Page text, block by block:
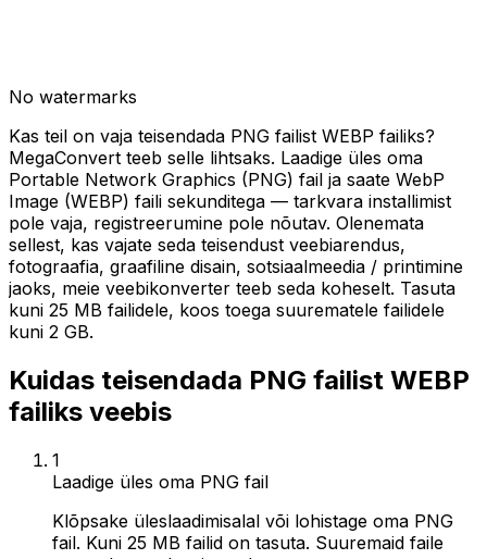
No watermarks
Kas teil on vaja teisendada PNG failist WEBP failiks?
MegaConvert teeb selle lihtsaks. Laadige üles oma
Portable Network Graphics (PNG) fail ja saate WebP
Image (WEBP) faili sekunditega — tarkvara installimist
pole vaja, registreerumine pole nõutav. Olenemata
sellest, kas vajate seda teisendust veebiarendus,
fotograafia, graafiline disain, sotsiaalmeedia / printimine
jaoks, meie veebikonverter teeb seda koheselt. Tasuta
kuni 25 MB failidele, koos toega suurematele failidele
kuni 2 GB.
Kuidas teisendada PNG failist WEBP
failiks veebis
1
Laadige üles oma PNG fail
Klõpsake üleslaadimisalal või lohistage oma PNG
fail. Kuni 25 MB failid on tasuta. Suuremaid faile